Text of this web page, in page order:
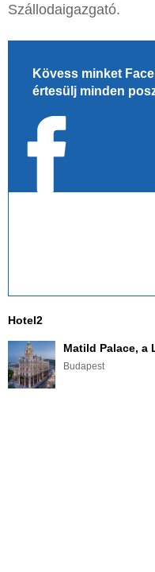
Szállodaigazgató.
Kövess minket
értesülj minden
Hotel2
Matild Palace, a
Budapest